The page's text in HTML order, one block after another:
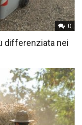
0
differenziata nei